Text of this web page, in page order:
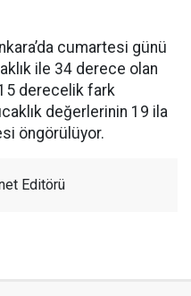
cumartesi günü
ile 34 derece olan
15 derecelik fark
değerlerinin 19 ila
öngörülüyor.
Editörü